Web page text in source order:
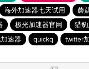
海外加速器七天试用 蘑
极光加速器官网 猎
速器 quickq twitter